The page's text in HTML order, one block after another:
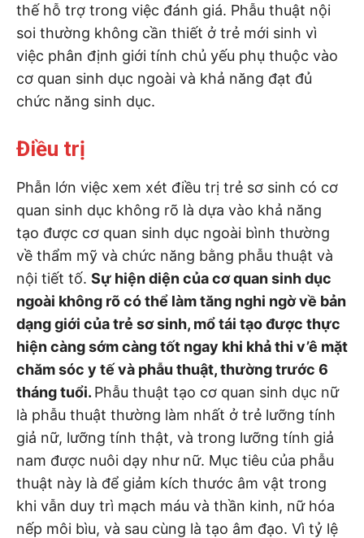
thế hỗ trợ trong việc đánh giá. Phẫu thuật nội
soi thường không cần thiết ở trẻ mới sinh vì
việc phân định giới tính chủ yếu phụ thuộc vào
cơ quan sinh dục ngoài và khả năng đạt đủ
chức năng sinh dục.
Điều trị
Phẫn lớn việc xem xét điều trị trẻ sơ sinh có cơ
quan sinh dục không rõ là dựa vào khả năng
tạo được cơ quan sinh dục ngoài bình thường
về thẩm mỹ và chức năng bằng phẫu thuật và
nội tiết tố. Sự hiện diện của cơ quan sinh dục
ngoài không rõ có thể làm tăng nghi ngờ về bản
dạng giới của trẻ sơ sinh, mổ tái tạo được thực
hiện càng sớm càng tốt ngay khi khả thi v’ê mặt
chăm sóc y tế và phẫu thuật, thường trước 6
tháng tuổi. Phẫu thuật tạo cơ quan sinh dục nữ
là phẫu thuật thường làm nhất ở trẻ lưỡng tính
giả nữ, lưỡng tính thật, và trong lưỡng tính giả
nam được nuôi dạy như nữ. Mục tiêu của phẫu
thuật này là để giảm kích thước âm vật trong
khi vẫn duy trì mạch máu và thần kinh, nữ hóa
nếp môi bìu, và sau cùng là tạo âm đạo. Vì tỷ lệ